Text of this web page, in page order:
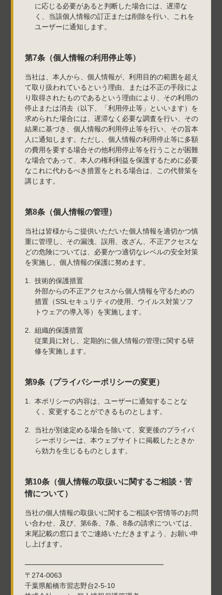
に応じる必要があると判断した場合には、遅滞な
く、当該個人情報の訂正または削除を行い、これを
ユーザーに通知します。
第7条（個人情報の利用停止等）
当社は、本人から、個人情報が、利用目的の範囲を超え
て取り扱われているという理由、または不正の手段によ
り取得されたものであるという理由により、その利用の
停止または消去（以下、「利用停止等」といいます）を
求められた場合には、遅滞なく必要な調査を行い、その
結果に基づき、個人情報の利用停止等を行い、その旨本
人に通知します。ただし、個人情報の利用停止等に多額
の費用を要する場合その他利用停止等を行うことが困難
な場合であって、本人の権利利益を保護するために必要
なこれに代わるべき措置をとれる場合は、この代替策を
講じます。
第8条（個人情報の管理）
当社は皆様からご提供いただいた個人情報を適切かつ慎
重に管理し、その漏洩、誤用、改ざん、不正アクセスな
どの危険については、必要かつ適切なレベルの安全対策
を実施し、個人情報の保護に努めます。
技術的保護措置
外部からの不正アクセスから個人情報を守るための
措置（SSLセキュリティの使用、ウイルス対策ソフ
トウェアの導入等）を実施します。
組織的保護措置
従業員に対し、定期的に個人情報の管理に関する研
修を実施します。
第9条（プライバシーポリシーの変更）
本ポリシーの内容は、ユーザーに通知することな
く、変更することができるものとします。
当社が別途定める場合を除いて、変更後のプライバ
シーポリシーは、本ウェブサイトに掲載したときか
ら効力を生じるものとします。
第10条（個人情報の取扱いに関するご相談・苦
情について）
当社の個人情報の取扱いに関するご相談や苦情等のお問
い合わせ、及び、第6条、7条、8条の請求については、
末尾記載の窓口までご連絡いただきますよう、お願い申
し上げます。
━━━━━━━━━━━━━━━━━━━━
〒274-0063
千葉県船橋市習志野台2-5-10